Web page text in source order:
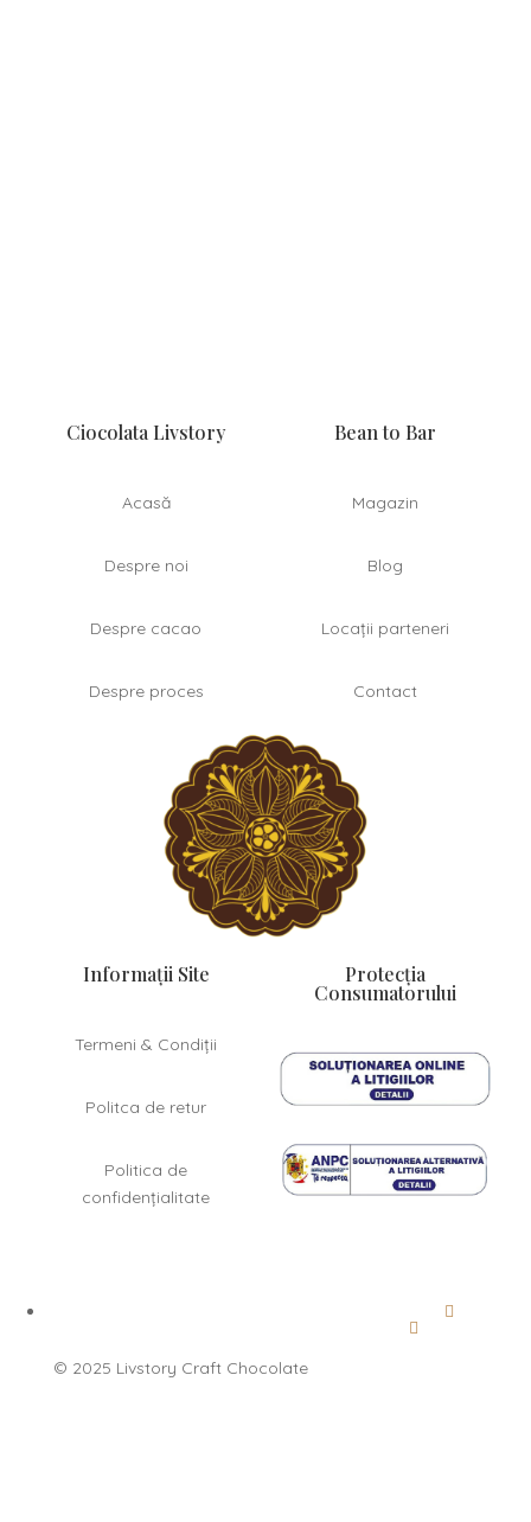
Ciocolata Livstory
Acasă
Despre noi
Despre cacao
Despre proces
Bean to Bar
Magazin
Blog
Locații parteneri
Contact
Informații Site
Termeni & Condiții
Politca de retur
Politica de
confidențialitate
Protecția
Consumatorului
© 2025 Livstory Craft Chocolate